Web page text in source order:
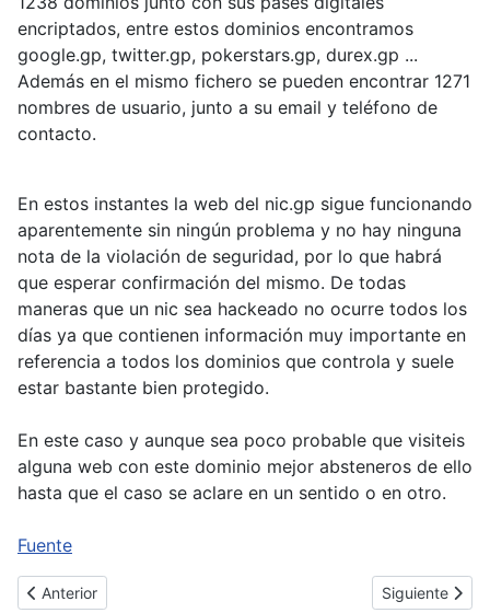
encriptados, entre estos dominios encontramos
google.gp, twitter.gp, pokerstars.gp, durex.gp ...
Además en el mismo fichero se pueden encontrar 1271
nombres de usuario, junto a su email y teléfono de
contacto.
En estos instantes la web del nic.gp sigue funcionando
aparentemente sin ningún problema y no hay ninguna
nota de la violación de seguridad, por lo que habrá
que esperar confirmación del mismo. De todas
maneras que un nic sea hackeado no ocurre todos los
días ya que contienen información muy importante en
referencia a todos los dominios que controla y suele
estar bastante bien protegido.
En este caso y aunque sea poco probable que visiteis
alguna web con este dominio mejor absteneros de ello
hasta que el caso se aclare en un sentido o en otro.
Fuente
Artículo anterior: La trampa del ransomware
Anterior Artículo
Siguiente